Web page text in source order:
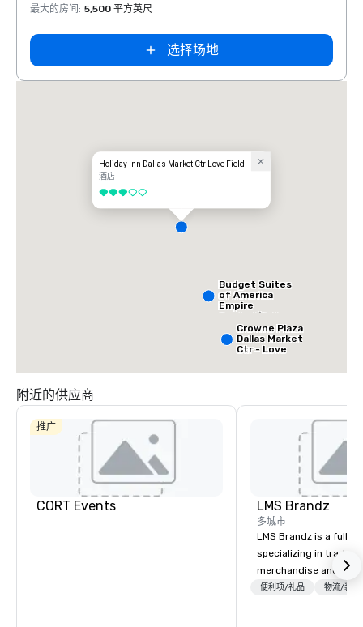
最大的房间 : 5,500 平方英尺
选择场地
Holiday Inn Dallas Market Ctr Love Field
酒店
3/5
Crowne Plaza
Dallas Market
Ctr - Love
Budget Suites
of America
Empire
Central/Dallas
附近的供应商
推广
CORT Events LMS Brandz
多城市
LMS Brandz is a full-
specializing in trade
merchandise and
booth giveaways and
便利项/礼品 物流/装饰